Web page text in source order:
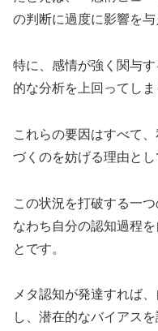
の判断に過度に影響を与
特に、感情が強く関与
的な分析を上回ってしま
これらの要因はすべて
づくのを妨げる理由とし
この状況を打破する一
なわち自分の認知過程
とです。
メタ認知が発達すれば
し、潜在的なバイアス